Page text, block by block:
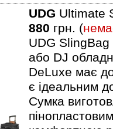
UDG Ultimate
880 грн. (
UDG
або DJ
DeLuxe має
є ідеальним
Сумка